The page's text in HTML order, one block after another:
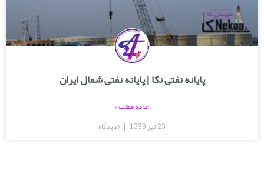
پایانه نفتی نکا | پایانه نفتی شمال ایران
ادامه مطلب »
23 تیر 1399